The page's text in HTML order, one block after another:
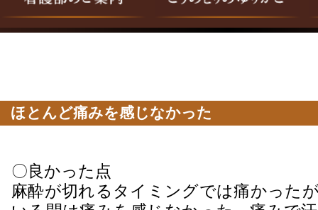
ほとんど痛みを感じなかった
〇良かった点
麻酔が切れるタイミングでは痛かった